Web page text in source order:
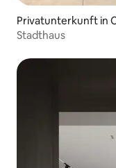
Privatunterkunft in
Stadthaus